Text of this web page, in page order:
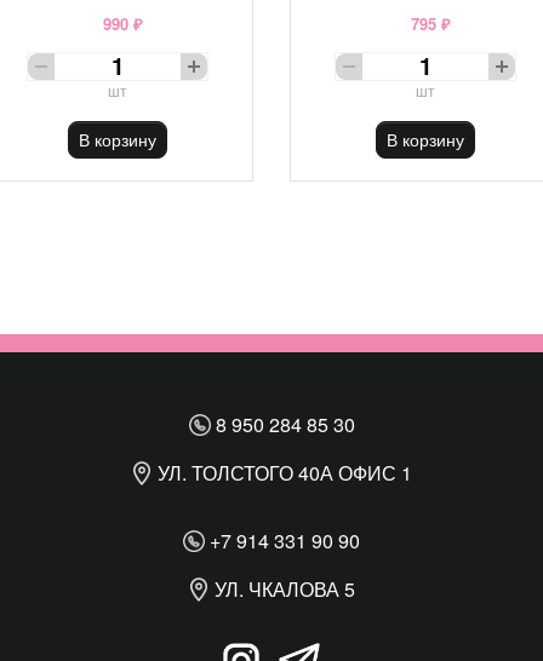
990 ₽
шт
В корзину
795 ₽
шт
В корзину
8 950 284 85 30
УЛ. ТОЛСТОГО 40А ОФИС 1
+7 914 331 90 90
УЛ. ЧКАЛОВА 5